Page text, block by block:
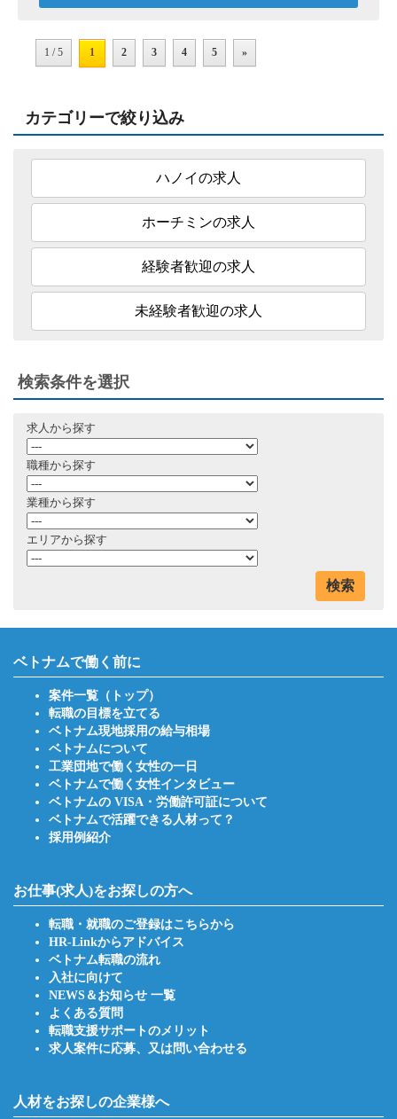
1 / 5 1 2 3 4 5 »
カテゴリーで絞り込み
ハノイの求人
ホーチミンの求人
経験者歓迎の求人
未経験者歓迎の求人
検索条件を選択
求人から探す
職種から探す
業種から探す
エリアから探す
検索
ベトナムで働く前に
案件一覧（トップ）
転職の目標を立てる
ベトナム現地採用の給与相場
ベトナムについて
工業団地で働く女性の一日
ベトナムで働く女性インタビュー
ベトナムの VISA・労働許可証について
ベトナムで活躍できる人材って？
採用例紹介
お仕事(求人)をお探しの方へ
転職・就職のご登録はこちらから
HR-Linkからアドバイス
ベトナム転職の流れ
入社に向けて
NEWS＆お知らせ 一覧
よくある質問
転職支援サポートのメリット
求人案件に応募、又は問い合わせる
人材をお探しの企業様へ